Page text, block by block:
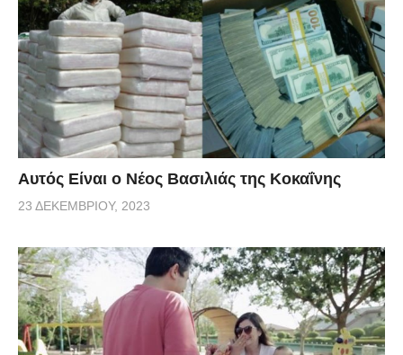
Αυτός Είναι ο Νέος Βασιλιάς της Κοκαΐνης
23 ΔΕΚΕΜΒΡΊΟΥ, 2023